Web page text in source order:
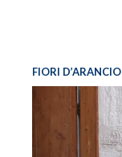
FIORI D’ARANCIO